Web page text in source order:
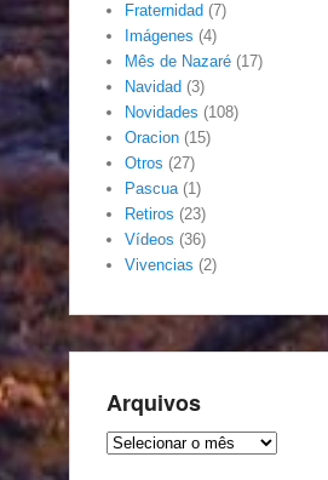
Fraternidad (7)
Imágenes (4)
Mês de Nazaré (17)
Navidad (3)
Novidades (108)
Oracion (15)
Otros (27)
Pascua(1)
Retiros (23)
Vídeos (36)
Vivencias (2)
Arquivos
Arquivos